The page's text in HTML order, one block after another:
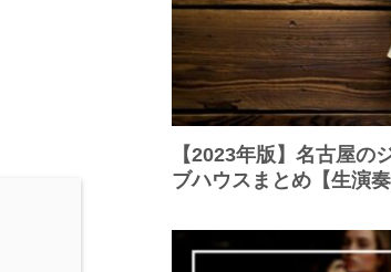
【2023年版】名古屋の
ブハウスまとめ【生演奏